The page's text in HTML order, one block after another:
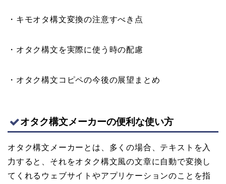
・キモオタ構文変換の注意すべき点
・オタク構文を実際に使う時の配慮
・オタク構文コピペの今後の展望まとめ
オタク構文メーカーの便利な使い方
オタク構文メーカーとは、多くの場合、テキストを入
力すると、それをオタク構文風の文章に自動で変換し
てくれるウェブサイトやアプリケーションのことを指